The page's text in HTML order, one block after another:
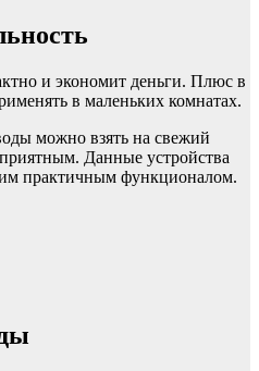
и экономит деньги. Плюс в
в маленьких комнатах.
можно взять на свежий
Данные устройства
практичным функционалом.